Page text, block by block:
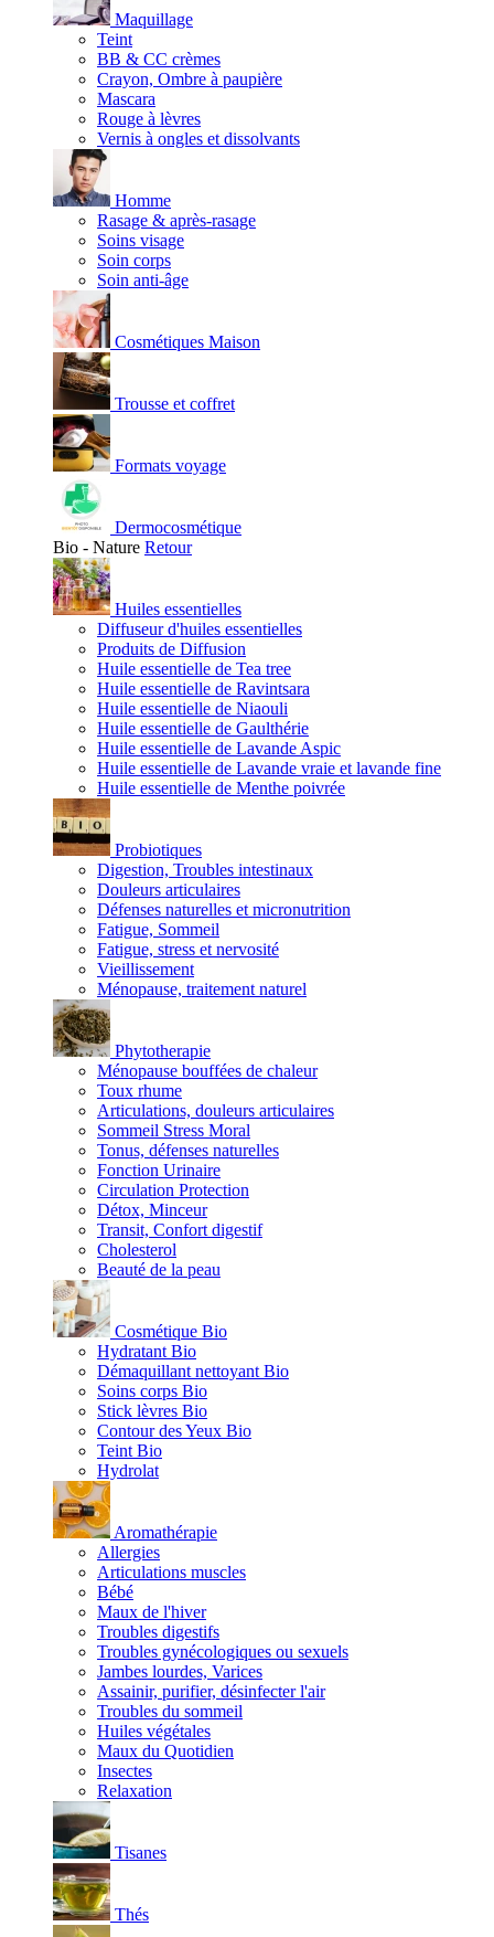
Maquillage
Teint
BB & CC crèmes
Crayon, Ombre à paupière
Mascara
Rouge à lèvres
Vernis à ongles et dissolvants
Homme
Rasage & après-rasage
Soins visage
Soin corps
Soin anti-âge
Cosmétiques Maison
Trousse et coffret
Formats voyage
Dermocosmétique
Bio - Nature Retour
Huiles essentielles
Diffuseur d'huiles essentielles
Produits de Diffusion
Huile essentielle de Tea tree
Huile essentielle de Ravintsara
Huile essentielle de Niaouli
Huile essentielle de Gaulthérie
Huile essentielle de Lavande Aspic
Huile essentielle de Lavande vraie et lavande fine
Huile essentielle de Menthe poivrée
Probiotiques
Digestion, Troubles intestinaux
Douleurs articulaires
Défenses naturelles et micronutrition
Fatigue, Sommeil
Fatigue, stress et nervosité
Vieillissement
Ménopause, traitement naturel
Phytotherapie
Ménopause bouffées de chaleur
Toux rhume
Articulations, douleurs articulaires
Sommeil Stress Moral
Tonus, défenses naturelles
Fonction Urinaire
Circulation Protection
Détox, Minceur
Transit, Confort digestif
Cholesterol
Beauté de la peau
Cosmétique Bio
Hydratant Bio
Démaquillant nettoyant Bio
Soins corps Bio
Stick lèvres Bio
Contour des Yeux Bio
Teint Bio
Hydrolat
Aromathérapie
Allergies
Articulations muscles
Bébé
Maux de l'hiver
Troubles digestifs
Troubles gynécologiques ou sexuels
Jambes lourdes, Varices
Assainir, purifier, désinfecter l'air
Troubles du sommeil
Huiles végétales
Maux du Quotidien
Insectes
Relaxation
Tisanes
Thés